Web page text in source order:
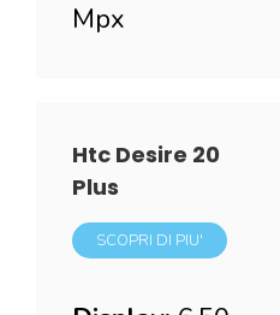
Mpx
Htc Desire 20
Plus
SCOPRI DI PIU'